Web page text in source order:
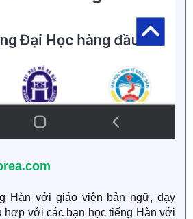
Hàn với giáo viên bản ngữ, dạy
hợp với các bạn học tiếng Hàn với